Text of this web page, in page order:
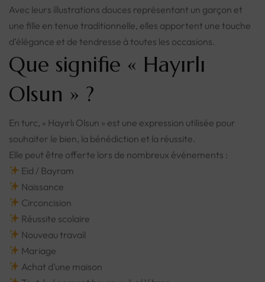
Avec leurs illustrations douces représentant un garçon et
une fille en tenue traditionnelle, elles apportent une touche
d’élégance et de tendresse à toutes les occasions.
Que signifie « Hayırlı
Olsun » ?
En turc, « Hayırlı Olsun » est une expression utilisée pour
souhaiter le bien, la bénédiction et la réussite.
Elle peut être offerte lors de nombreux événements :
Eid / Bayram
Naissance
Circoncision
Réussite scolaire
Nouveau travail
Mariage
Achat d’une maison